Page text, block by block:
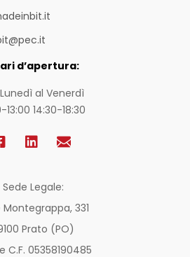
d’apertura:
al Venerdì
13:00 14:30-18:30
Sede Legale:
Montegrappa, 331
Prato (PO)
C.F. 05358190485